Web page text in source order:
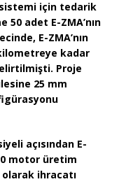
sistemi için tedarik
50 adet E-ZMA’nın
E-ZMA’nın
kadar
Proje
25 mm
açısından E-
motor üretim
ihracatı